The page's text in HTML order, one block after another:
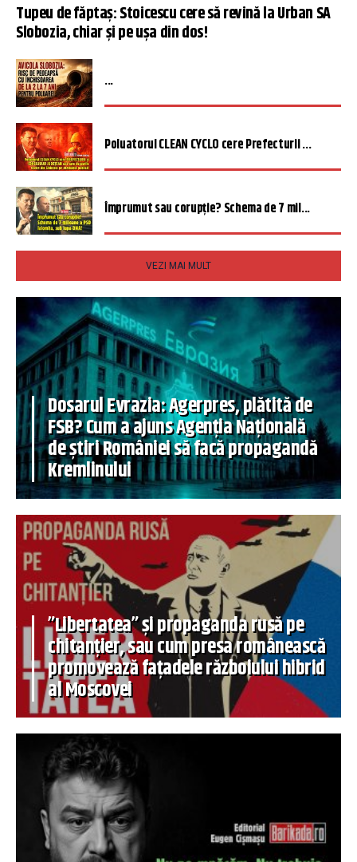
Tupeu de făptaș: Stoicescu cere să revină la Urban SA
Slobozia, chiar și pe ușa din dos!
...
Poluatorul CLEAN CYCLO cere Prefecturii ...
Împrumut sau corupție? Schema de 7 mil...
VEZI MAI MULT
Dosarul Evrazia: Agerpres, plătită de
FSB? Cum a ajuns Agenția Națională
de știri României să facă propagandă
Kremlinului
”Libertatea” și propaganda rusă pe
chitanțier, sau cum presa românească
promovează fațadele războiului hibrid
al Moscovei